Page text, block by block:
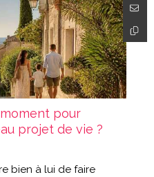
pour
projet de vie ?
bien à lui de faire